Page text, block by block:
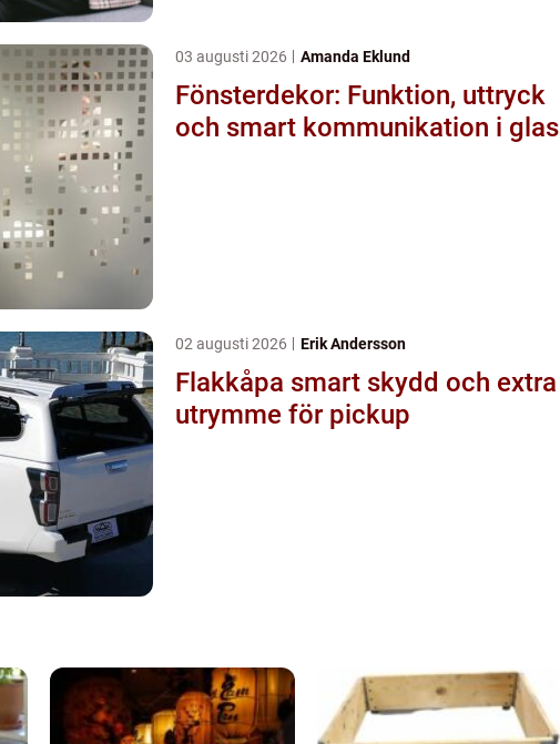
03 augusti 2026 Amanda Eklund
Fönsterdekor: Funktion, uttryck
och smart kommunikation i glas
02 augusti 2026 Erik Andersson
Flakkåpa smart skydd och extra
utrymme för pickup